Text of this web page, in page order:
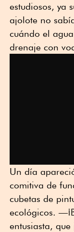
estudiosos, ya
ajolote no
cuándo el
drenaje con
Un día
comitiva de
cubetas de
ecológicos.
entusiasta,